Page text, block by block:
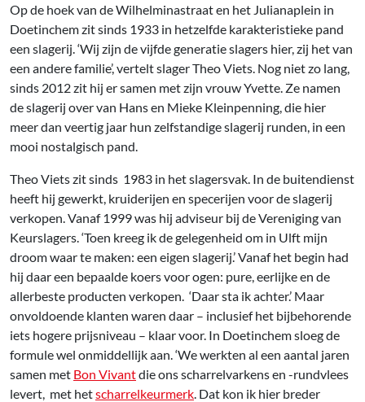
Op de hoek van de Wilhelminastraat en het Julianaplein in
Doetinchem zit sinds 1933 in hetzelfde karakteristieke pand
een slagerij. ‘Wij zijn de vijfde generatie slagers hier, zij het van
een andere familie’, vertelt slager Theo Viets. Nog niet zo lang,
sinds 2012 zit hij er samen met zijn vrouw Yvette. Ze namen
de slagerij over van Hans en Mieke Kleinpenning, die hier
meer dan veertig jaar hun zelfstandige slagerij runden, in een
mooi nostalgisch pand.
Theo Viets zit sinds 1983 in het slagersvak. In de buitendienst
heeft hij gewerkt, kruiderijen en specerijen voor de slagerij
verkopen. Vanaf 1999 was hij adviseur bij de Vereniging van
Keurslagers. ‘Toen kreeg ik de gelegenheid om in Ulft mijn
droom waar te maken: een eigen slagerij.’ Vanaf het begin had
hij daar een bepaalde koers voor ogen: pure, eerlijke en de
allerbeste producten verkopen. ‘Daar sta ik achter.’ Maar
onvoldoende klanten waren daar – inclusief het bijbehorende
iets hogere prijsniveau – klaar voor. In Doetinchem sloeg de
formule wel onmiddellijk aan. ‘We werkten al een aantal jaren
samen met Bon Vivantdie ons scharrelvarkens en -rundvlees
levert, met hetscharrelkeurmerk. Dat kon ik hier breder